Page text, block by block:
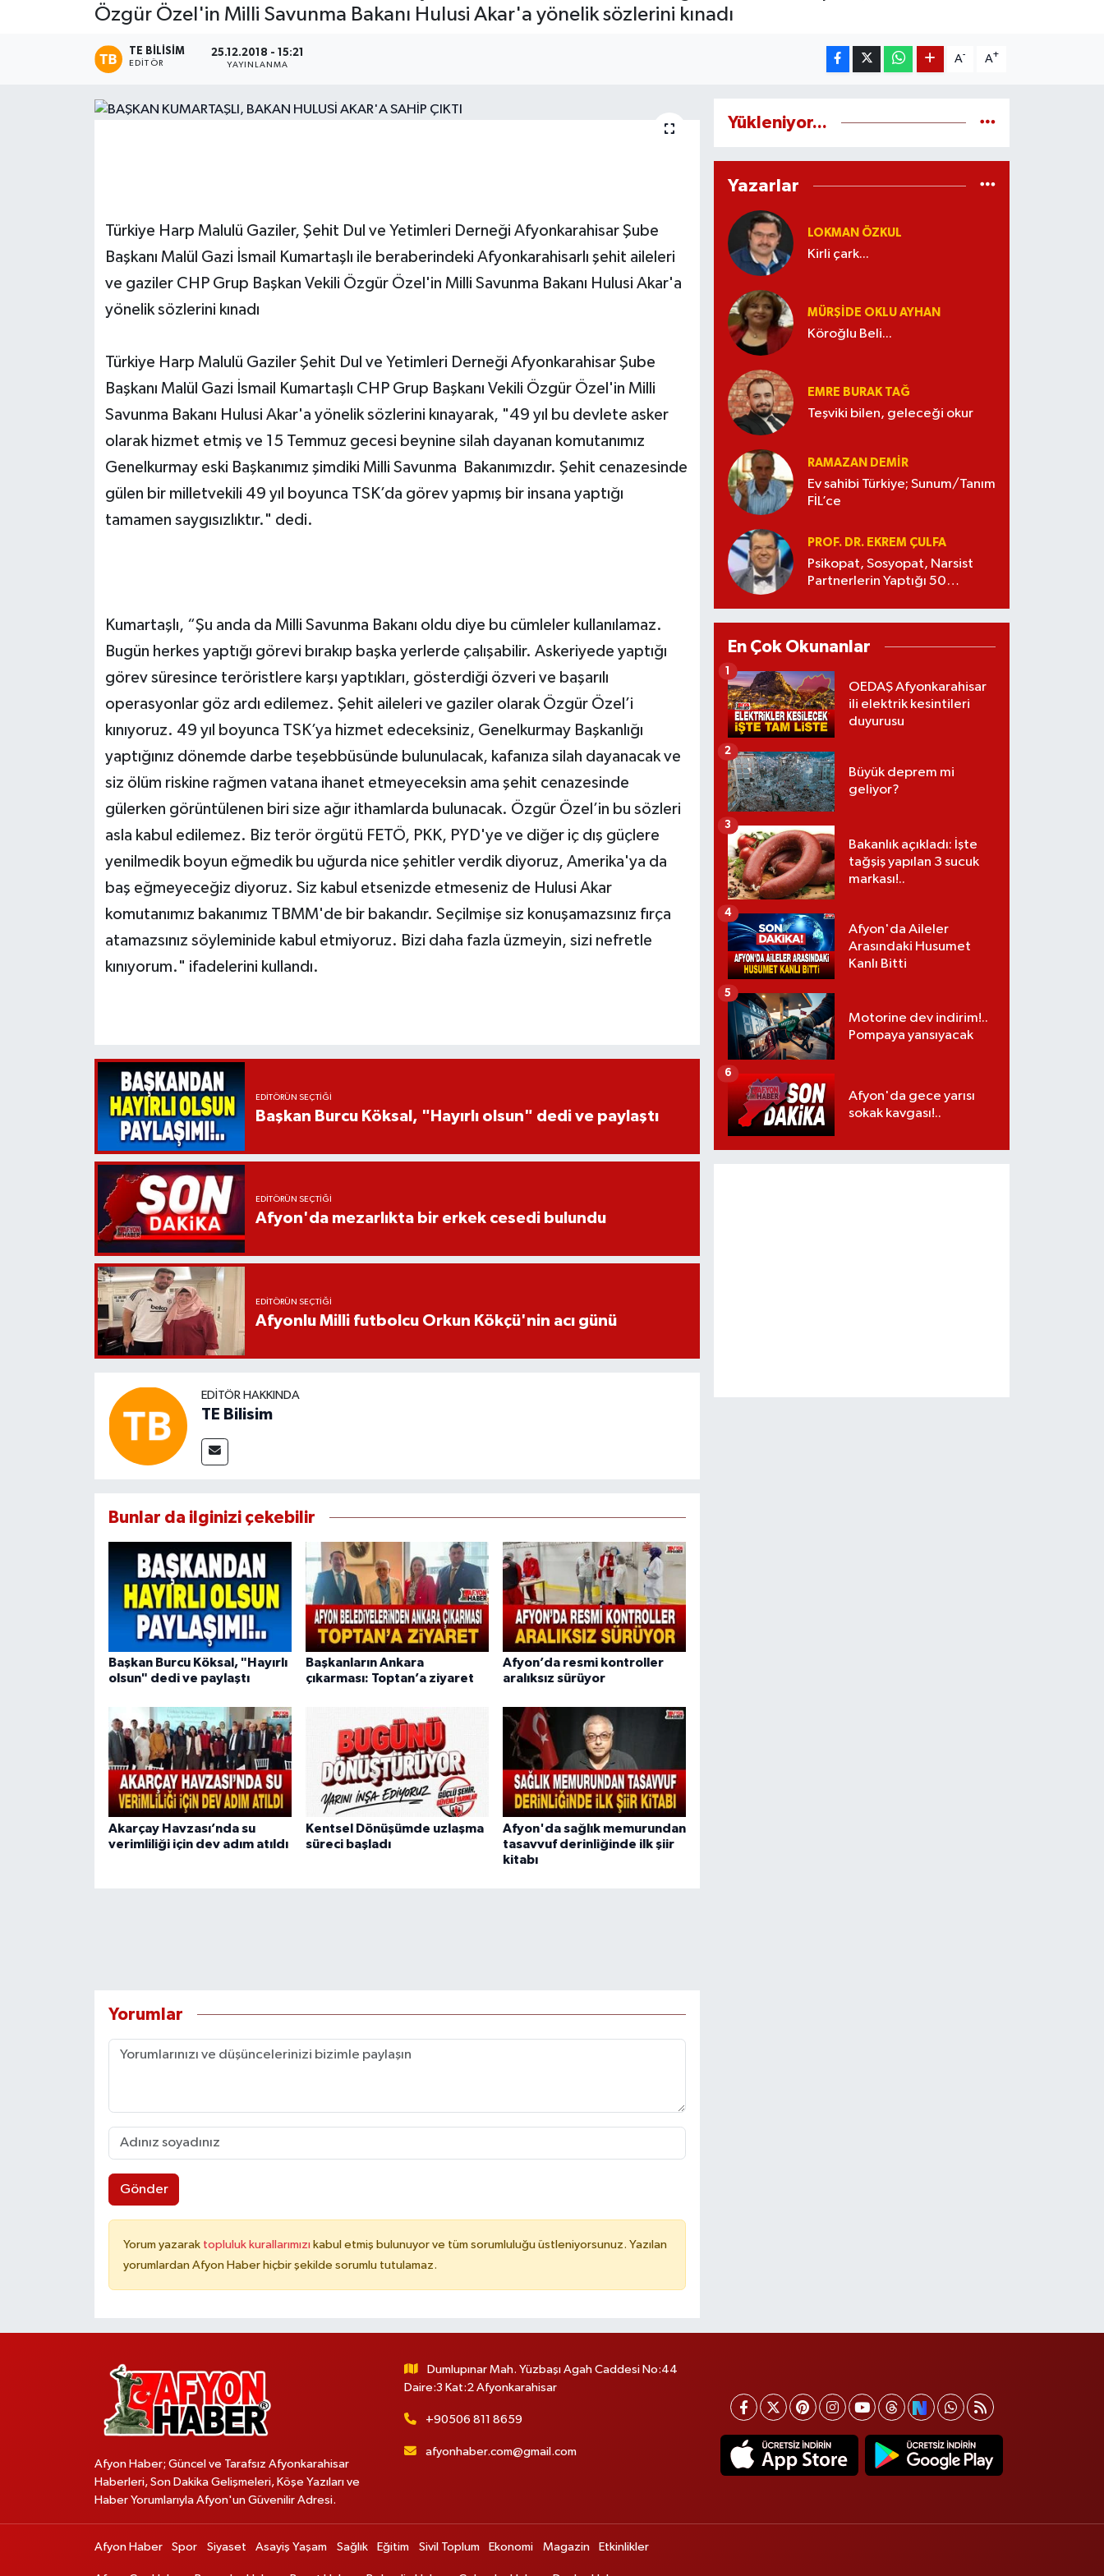
Özgür Özel'in Milli Savunma Bakanı Hulusi Akar'a yönelik sözlerini kınadı
TE BILISIM
EDITÖR
25.12.2018 - 15:21
YAYINLANMA
A- A+
Türkiye Harp Malulü Gaziler, Şehit Dul ve Yetimleri Derneği Afyonkarahisar Şube
Başkanı Malül Gazi İsmail Kumartaşlı ile beraberindeki Afyonkarahisarlı şehit aileleri
ve gaziler CHP Grup Başkan Vekili Özgür Özel'in Milli Savunma Bakanı Hulusi Akar'a
yönelik sözlerini kınadı
Türkiye Harp Malulü Gaziler Şehit Dul ve Yetimleri Derneği Afyonkarahisar Şube
Başkanı Malül Gazi İsmail Kumartaşlı CHP Grup Başkanı Vekili Özgür Özel'in Milli
Savunma Bakanı Hulusi Akar'a yönelik sözlerini kınayarak, "49 yıl bu devlete asker
olarak hizmet etmiş ve 15 Temmuz gecesi beynine silah dayanan komutanımız
Genelkurmay eski Başkanımız şimdiki Milli Savunma Bakanımızdır. Şehit cenazesinde
gülen bir milletvekili 49 yıl boyunca TSK’da görev yapmış bir insana yaptığı
tamamen saygısızlıktır." dedi.
Kumartaşlı, “Şu anda da Milli Savunma Bakanı oldu diye bu cümleler kullanılamaz.
Bugün herkes yaptığı görevi bırakıp başka yerlerde çalışabilir. Askeriyede yaptığı
görev süresince teröristlere karşı yaptıkları, gösterdiği özveri ve başarılı
operasyonlar göz ardı edilemez. Şehit aileleri ve gaziler olarak Özgür Özel’i
kınıyoruz. 49 yıl boyunca TSK’ya hizmet edeceksiniz, Genelkurmay Başkanlığı
yaptığınız dönemde darbe teşebbüsünde bulunulacak, kafanıza silah dayanacak ve
siz ölüm riskine rağmen vatana ihanet etmeyeceksin ama şehit cenazesinde
gülerken görüntülenen biri size ağır ithamlarda bulunacak. Özgür Özel’in bu sözleri
asla kabul edilemez. Biz terör örgütü FETÖ, PKK, PYD'ye ve diğer iç dış güçlere
yenilmedik boyun eğmedik bu uğurda nice şehitler verdik diyoruz, Amerika'ya da
baş eğmeyeceğiz diyoruz. Siz kabul etsenizde etmeseniz de Hulusi Akar
komutanımız bakanımız TBMM'de bir bakandır. Seçilmişe siz konuşamazsınız fırça
atamazsınız söyleminide kabul etmiyoruz. Bizi daha fazla üzmeyin, sizi nefretle
kınıyorum." ifadelerini kullandı.
EDITÖRÜN SEÇTIĞI
Başkan Burcu Köksal, "Hayırlı olsun" dedi ve paylaştı
EDITÖRÜN SEÇTIĞI
Afyon'da mezarlıkta bir erkek cesedi bulundu
EDITÖRÜN SEÇTIĞI
Afyonlu Milli futbolcu Orkun Kökçü'nin acı günü
EDITÖR HAKKINDA
TE Bilisim
Bunlar da ilginizi çekebilir
Başkan Burcu Köksal, "Hayırlı
olsun" dedi ve paylaştı
Başkanların Ankara
çıkarması: Toptan’a ziyaret
Afyon’da resmi kontroller
aralıksız sürüyor
Akarçay Havzası’nda su
verimliliği için dev adım atıldı
Kentsel Dönüşümde uzlaşma
süreci başladı
Afyon'da sağlık memurundan
tasavvuf derinliğinde ilk şiir
kitabı
Yorumlar
Gönder
Yorum yazarak topluluk kurallarımızı kabul etmiş bulunuyor ve tüm sorumluluğu üstleniyorsunuz. Yazılan
yorumlardan Afyon Haber hiçbir şekilde sorumlu tutulamaz.
Yükleniyor...
Yazarlar
LOKMAN ÖZKUL
Kirli çark...
MÜRŞIDE OKLU AYHAN
Köroğlu Beli...
EMRE BURAK TAĞ
Teşviki bilen, geleceği okur
RAMAZAN DEMİR
Ev sahibi Türkiye; Sunum/Tanım
FİL’ce
PROF. DR. EKREM ÇULFA
Psikopat, Sosyopat, Narsist
Partnerlerin Yaptığı 50
En Çok Okunanlar
OEDAŞ Afyonkarahisar
ili elektrik kesintileri
duyurusu
1
Büyük deprem mi
geliyor?
2
Bakanlık açıkladı: İşte
tağşiş yapılan 3 sucuk
markası!..
3
Afyon'da Aileler
Arasındaki Husumet
Kanlı Bitti
4
Motorine dev indirim!..
Pompaya yansıyacak
5
Afyon'da gece yarısı
sokak kavgası!..
6
Afyon Haber; Güncel ve Tarafsız Afyonkarahisar
Haberleri, Son Dakika Gelişmeleri, Köşe Yazıları ve
Haber Yorumlarıyla Afyon'un Güvenilir Adresi.
Dumlupınar Mah. Yüzbaşı Agah Caddesi No:44
Daire:3 Kat:2 Afyonkarahisar
+90506 811 8659
afyonhaber.com@gmail.com
Afyon Haber Spor Siyaset Asayiş Yaşam Sağlık Eğitim Sivil Toplum Ekonomi Magazin Etkinlikler
Etkinlikler